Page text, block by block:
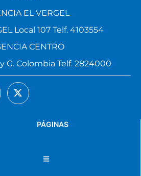
PÁGINAS
EL VERGEL
Local 107 Telf. 4103554
CENTRO
G. Colombia Telf. 2824000